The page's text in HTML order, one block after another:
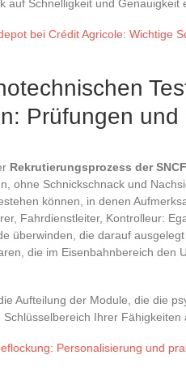
auf Schnelligkeit und Genauigkeit
bei Crédit Agricole: Wichtige
Prüfungen und
Rekrutierungsprozess der SNCF
ohne Schnickschnack und
können, in denen
Fahrdienstleiter, Kontrolleur:
überwinden, die darauf
die im Eisenbahnbereich den
Aufteilung der Module, die die
Ihrer Fähigkeiten
Personalisierung und